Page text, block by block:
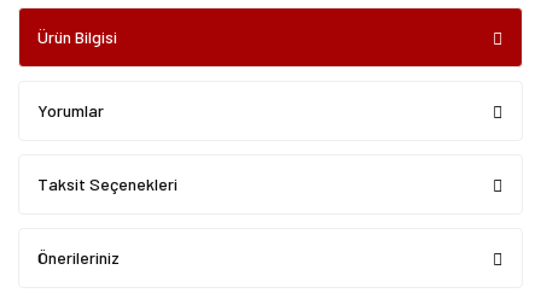
Ürün Bilgisi
Yorumlar
Taksit Seçenekleri
Önerileriniz